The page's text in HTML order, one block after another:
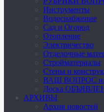
Инструменты
Водоснабжение
Сад и Огород
Отопление
Электричество
Отделочные
Стройматериалы
Стены и
ВАШ ВОПРОС
Доска
АРХИВЫ
Архив новостей